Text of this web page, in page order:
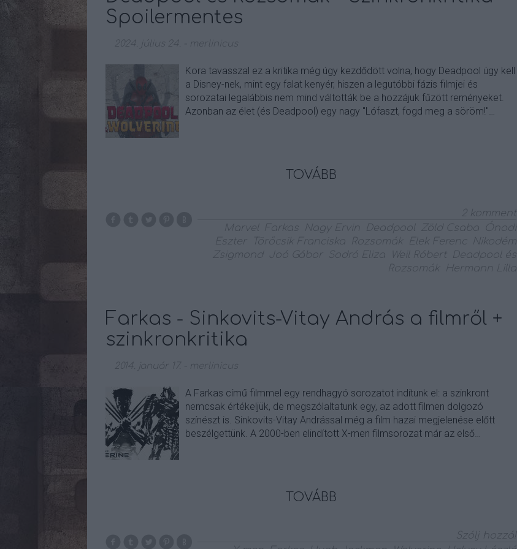
Spoilermentes
2024. július 24. merlinicus
Kora tavasszal ez a kritika még úgy kezdődött volna, hogy Deadpool úgy kell
a Disney-nek, mint egy falat kenyér, hiszen a legutóbbi fázis filmjei és
sorozatai legalábbis nem mind váltották be a hozzájuk fűzött reményeket.
Azonban az élet (és Deadpool) egy nagy "Lófaszt, fogd meg a söröm!"…
TOVÁBB
2 komment
Marvel Farkas Nagy Ervin Deadpool Zöld Csaba
Ónodi
Eszter
Törőcsik Franciska Rozsomák Elek Ferenc
Nikodém
Zsigmond
Joó Gábor Sodró Eliza Weil Róbert
Deadpool és
Rozsomák
Hermann Lilla
Farkas - Sinkovits-Vitay András a filmről +
szinkronkritika
2014. január 17. merlinicus
A Farkas című filmmel egy rendhagyó sorozatot indítunk el: a szinkront
nemcsak értékeljük, de megszólaltatunk egy, az adott filmen dolgozó
színészt is. Sinkovits-Vitay Andrással még a film hazai megjelenése előtt
beszélgettünk. A 2000-ben elindított X-men filmsorozat már az első…
TOVÁBB
Szólj hozzá!